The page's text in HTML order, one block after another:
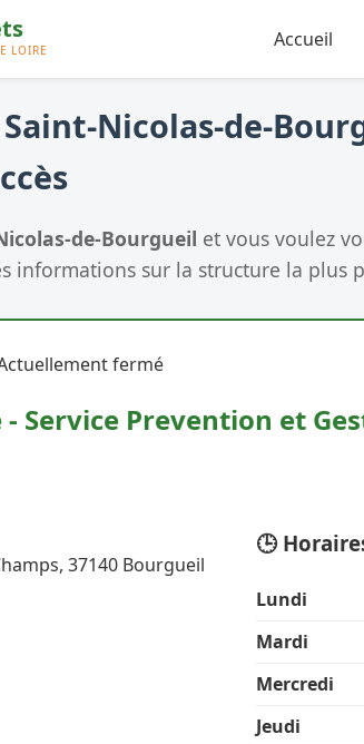
Accueil
Nicolas-de-
de-Bourgueil et vous voulez
informations sur la structure la plus
fermé
Service Prevention et
37140 Bourgueil
🕒
Lundi
Mardi
Mercredi
Jeudi